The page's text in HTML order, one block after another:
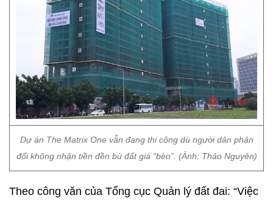
Dự án The Matrix One vẫn đang thi công dù người dân phản
đối không nhận tiền đền bù đất giá “bèo”. (Ảnh: Thảo Nguyên)
Theo công văn của Tổng cục Quản lý đất đai: “Việc